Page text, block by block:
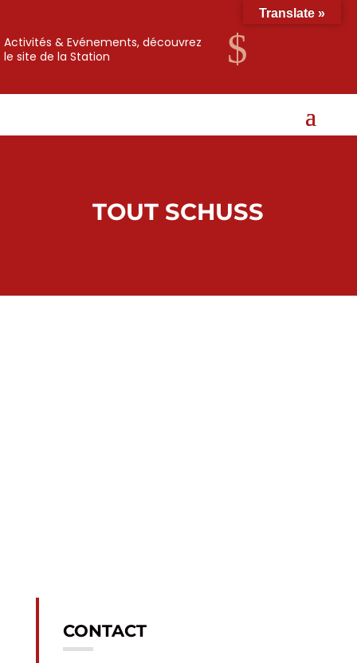
$
Activités & Evénements, découvrez
le site de la Station
TOUT SCHUSS
CONTACT
Translate »